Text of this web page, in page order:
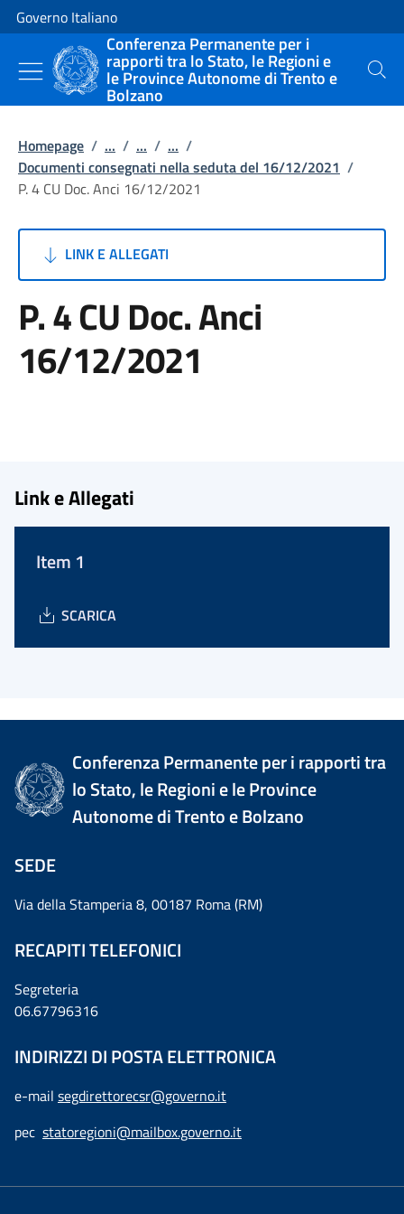
Vai al contenuto
Vai alla navigazione del sito
Governo Italiano
Conferenza Permanente per i
rapporti tra lo Stato, le Regioni e
le Province Autonome di Trento e
Bolzano
Cerca
Homepage / ... / ... / ... /
Documenti consegnati nella seduta del 16/12/2021 /
P. 4 CU Doc. Anci 16/12/2021
LINK E ALLEGATI
P. 4 CU Doc. Anci
16/12/2021
Link e Allegati
Item 1
SCARICA
Conferenza Permanente per i rapporti tra
lo Stato, le Regioni e le Province
Autonome di Trento e Bolzano
SEDE
Via della Stamperia 8, 00187 Roma (RM)
RECAPITI TELEFONICI
Segreteria
06.67796316
INDIRIZZI DI POSTA ELETTRONICA
e-mail segdirettorecsr@governo.it
pec statoregioni@mailbox.governo.it